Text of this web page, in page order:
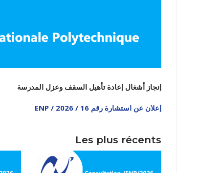
نيابة
إنجاز أشغال إعادة تأهيل السقف وعزل المدرسة
إعلان عن استشارة رقم 16 / ENP / 2026
Les plus récents